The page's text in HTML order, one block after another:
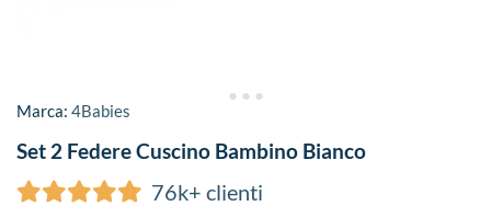
Marca: 4Babies
Set 2 Federe Cuscino Bambino Bianco
76k+ clienti